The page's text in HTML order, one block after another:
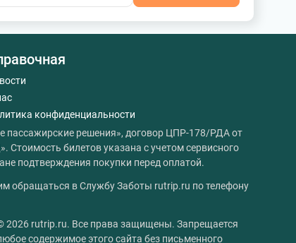
конфиденциальности
решения», договор ЦПР-178/РДА от
билетов указана с учетом сервисного
подтверждения покупки перед оплатой.
обращаться в Службу Заботы rutrip.ru по телефону
2026 rutrip.ru. Все права защищены. Запрещается
содержимое этого сайта без письменного